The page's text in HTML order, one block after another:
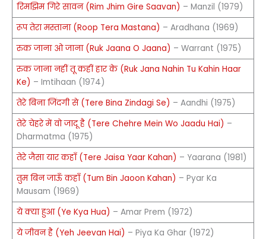
रिमझिम गिरे सावन (Rim Jhim Gire Saavan) – Manzil (1979)
रूप तेरा मस्ताना (Roop Tera Mastana) – Aradhana (1969)
रुक जाना ओ जाना (Ruk Jaana O Jaana) – Warrant (1975)
रुक जाना नहीं तू कहीं हार के (Ruk Jana Nahin Tu Kahin Haar
Ke) – Imtihaan (1974)
तेरे बिना जिंदगी से (Tere Bina Zindagi Se) – Aandhi (1975)
तेरे चेहरे में वो जादू है (Tere Chehre Mein Wo Jaadu Hai) –
Dharmatma (1975)
तेरे जैसा यार कहाँ (Tere Jaisa Yaar Kahan) – Yaarana (1981)
तुम बिन जाऊँ कहाँ (Tum Bin Jaoon Kahan) – Pyar Ka
Mausam (1969)
ये क्या हुआ (Ye Kya Hua) – Amar Prem (1972)
ये जीवन है (Yeh Jeevan Hai) – Piya Ka Ghar (1972)